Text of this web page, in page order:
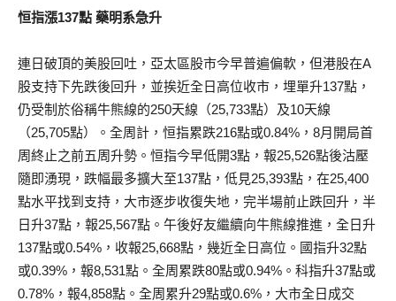
恒指漲137點 藥明系急升
連日破頂的美股回吐，亞太區股市今早普遍偏軟，但港股在A
股支持下先跌後回升，並挨近全日高位收市，埋單升137點，
仍受制於俗稱牛熊線的250天線（25,733點）及10天線
（25,705點）。全周計，恒指累跌216點或0.84%，8月開局首
周終止之前五周升勢。恒指今早低開3點，報25,526點後沽壓
隨即湧現，跌幅最多擴大至137點，低見25,393點，在25,400
點水平找到支持，大市逐步收復失地，完半場前止跌回升，半
日升37點，報25,567點。午後好友繼續向牛熊線推進，全日升
137點或0.54%，收報25,668點，幾近全日高位。國指升32點
或0.39%，報8,531點。全周累跌80點或0.94%。科指升37點或
0.78%，報4,858點。全周累升29點或0.6%，大市全日成交